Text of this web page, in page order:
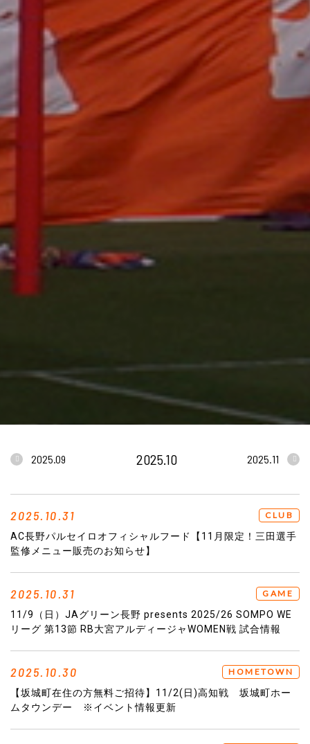
2025.09 2025.10 2025.11
2025.10.31 CLUB
AC長野パルセイロオフィシャルフード【11月限定！三田選手
監修メニュー販売のお知らせ】
2025.10.31 GAME
11/9（日）JAグリーン長野 presents 2025/26 SOMPO WE
リーグ 第13節 RB大宮アルディージャWOMEN戦 試合情報
2025.10.30 HOMETOWN
【坂城町在住の方無料ご招待】11/2(日)高知戦 坂城町ホー
ムタウンデー ※イベント情報更新